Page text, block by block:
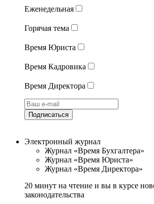
Еженедельная
Горячая тема
Время Юриста
Время Кадровика
Время Директора
Подписаться
Электронный журнал
Журнал «Время Бухгалтера»
Журнал «Время Юриста»
Журнал «Время Директора»
20 минут на чтение и вы в курсе
законодательства